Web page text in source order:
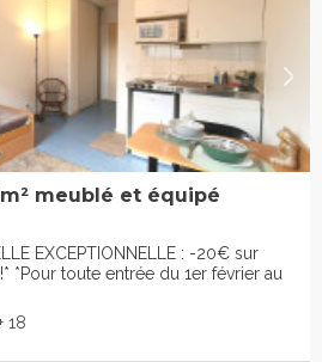
meublé et équipé
EXCEPTIONNELLE : -20€ sur
*Pour toute entrée du 1er février au
18